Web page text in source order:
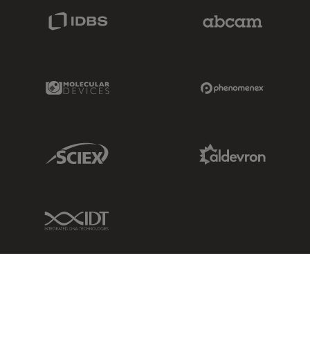
Molecular Devices Link
Sciex Link
IDT Link